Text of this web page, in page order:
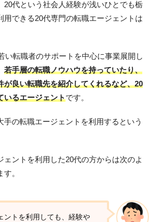
20代という社会人経験が浅いひとでも栃
用できる20代専門の転職エージェントは
い転職者のサポートを中心に事業展開し
若手層の転職ノウハウを持っていたり、
が良い転職先を紹介してくれるなど、20
いるエージェントです。
手の転職エージェントを利用するという
ェントを利用した20代の方からは次のよ
。
ントを利用しても、経験や